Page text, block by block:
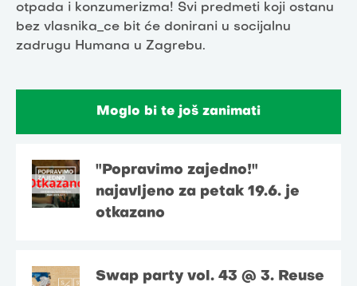
otpada i konzumerizma! Svi predmeti koji ostanu
bez vlasnika_ce bit će donirani u socijalnu
zadrugu Humana u Zagrebu.
Moglo bi te još zanimati
"Popravimo zajedno!"
najavljeno za petak 19.6. je
otkazano
Swap party vol. 43 @ 3. Reuse